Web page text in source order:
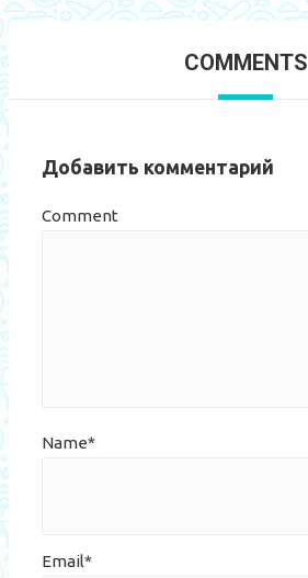
COMMENTS
Добавить комментарий
Comment
Name*
Email*